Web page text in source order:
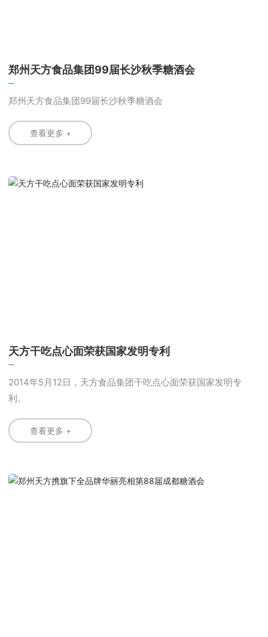
郑州天方食品集团99届长沙秋季糖酒会
郑州天方食品集团99届长沙秋季糖酒会
查看更多 +
天方干吃点心面荣获国家发明专利
2014年5月12日，天方食品集团干吃点心面荣获国家发明专
利。
查看更多 +